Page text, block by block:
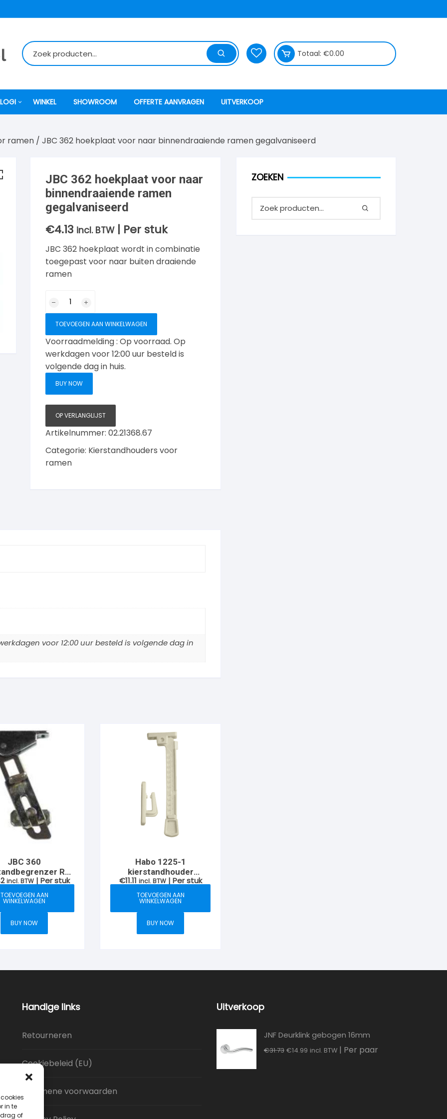
in te
of
Totaal: €0.00
WINKEL SHOWROOM OFFERTE AANVRAGEN UITVERKOOP
ramen / JBC 362 hoekplaat voor naar binnendraaiende ramen gegalvaniseerd
JBC 362 hoekplaat voor naar
binnendraaiende ramen
gegalvaniseerd
€4.13 incl. BTW | Per stuk
JBC 362 hoekplaat wordt in combinatie
toegepast voor naar buiten draaiende
ramen
hoekplaat
naar
binnendraaiende
ramen
gegalvaniseerd
aantal
TOEVOEGEN AAN WINKELWAGEN
Voorraadmelding : Op voorraad. Op
werkdagen voor 12:00 uur besteld is
volgende dag in huis.
BUY NOW
OP VERLANGLIJST
Artikelnummer:02.21368.67
Categorie: Kierstandhouders voor
ramen
voor 12:00 uur besteld is volgende dag in
JBC 360
RH
incl. BTW | Per stuk
TOEVOEGEN AAN
WINKELWAGEN
BUY NOW
Habo 1225-1
kierstandhouder
kindveilig bu.dr. wit
€11.11 incl. BTW | Per stuk
TOEVOEGEN AAN
WINKELWAGEN
BUY NOW
ZOEKEN
Handige links
Retourneren
Cookiebeleid (EU)
Algemene voorwaarden
Uitverkoop
JNF Deurklink gebogen 16mm
€31.73 Oorspronkelijke
€14.99Huidige
incl. BTW | Per paar